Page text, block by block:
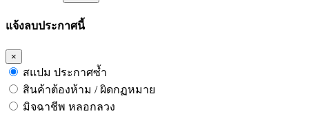
แจ้งลบประกาศนี้
×
สแปม ประกาศซ้ำ
สินค้าต้องห้าม / ผิดกฏหมาย
มิจฉาชีพ หลอกลวง